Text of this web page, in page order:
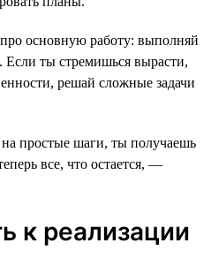
основную работу: выполняй
Если ты стремишься вырасти,
решай сложные задачи
простые шаги, ты получаешь
все, что остается, —
к реализации